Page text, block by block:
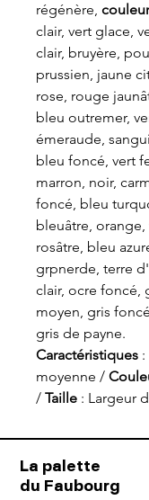
régénère,
clair, vert glace,
clair, bruyère,
prussien, jaune
rose, rouge
bleu outremer,
émeraude,
bleu foncé, vert
marron, noir,
foncé, bleu
bleuâtre,
rosâtre, bleu
grpnerde, terre
clair, ocre foncé,
moyen, gris
gris de payne.
Caractéristiques
moyenne /
/ Taille : Largeur
La palette
du Faubourg